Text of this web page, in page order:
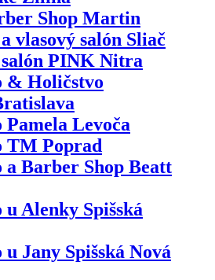
Shop Martin
vlasový salón Sliač
PINK Nitra
& Holičstvo
Levoča
TM Poprad
Barber Shop Beatt
Alenky Spišská
Jany Spišská Nová